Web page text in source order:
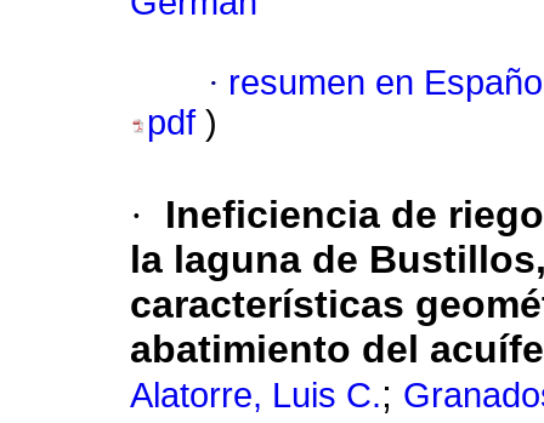
· resumen en
pdf )
·
Ineficiencia de
la laguna de
características
abatimiento del
Alatorre, Luis C.;